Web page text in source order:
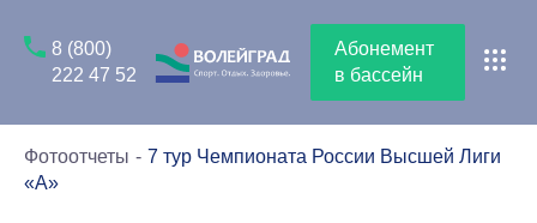
8 (800)
222 47 52
Абонемент
в бассейн
Фотоотчеты
7 тур Чемпионата России Высшей Лиги
«А»